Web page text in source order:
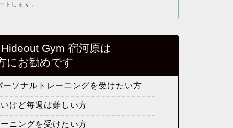
トします。...
Gym 宿河原は
にお勧めです
ソナルトレーニングを受けたい方
けど毎週は難しい方
ニングを受けたい方